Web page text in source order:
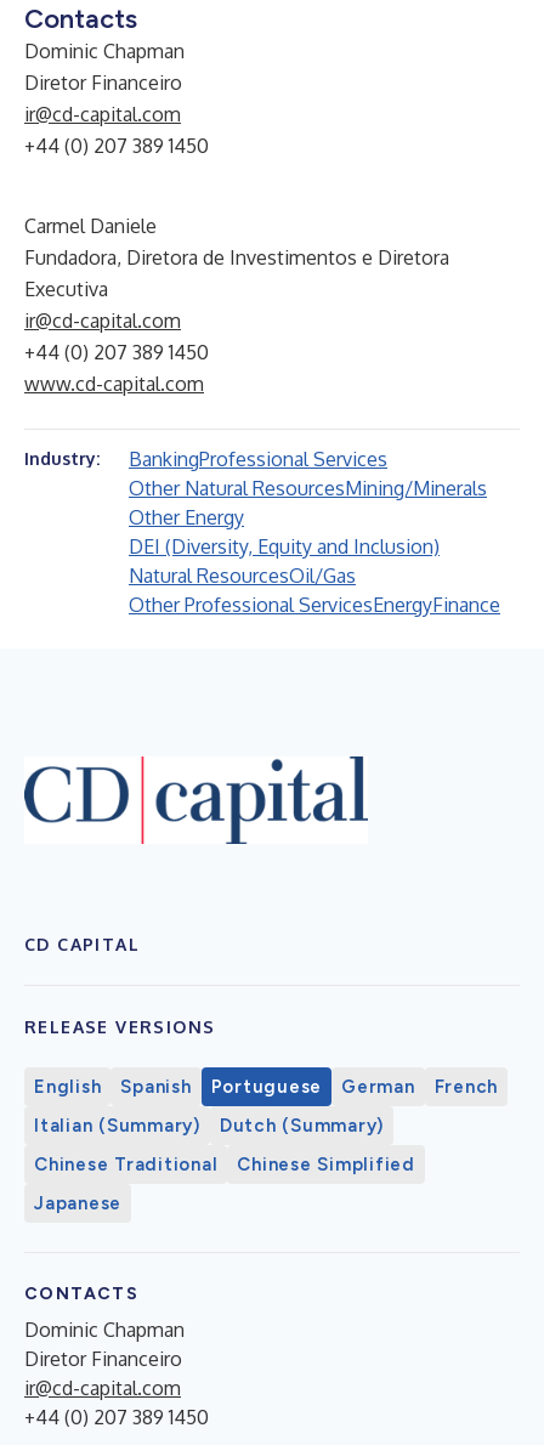
Contacts
Dominic Chapman
Diretor Financeiro
ir@cd-capital.com
+44 (0) 207 389 1450
Carmel Daniele
Fundadora, Diretora de Investimentos e Diretora
Executiva
ir@cd-capital.com
+44 (0) 207 389 1450
www.cd-capital.com
Industry: BankingProfessional Services
Other Natural ResourcesMining/Minerals
Other Energy
DEI (Diversity, Equity and Inclusion)
Natural ResourcesOil/Gas
Other Professional ServicesEnergyFinance
CD CAPITAL
RELEASE VERSIONS
English Spanish Portuguese German
French
Italian (Summary)
Dutch (Summary)
Chinese Traditional
Chinese Simplified
Japanese
CONTACTS
Dominic Chapman
Diretor Financeiro
ir@cd-capital.com
+44 (0) 207 389 1450